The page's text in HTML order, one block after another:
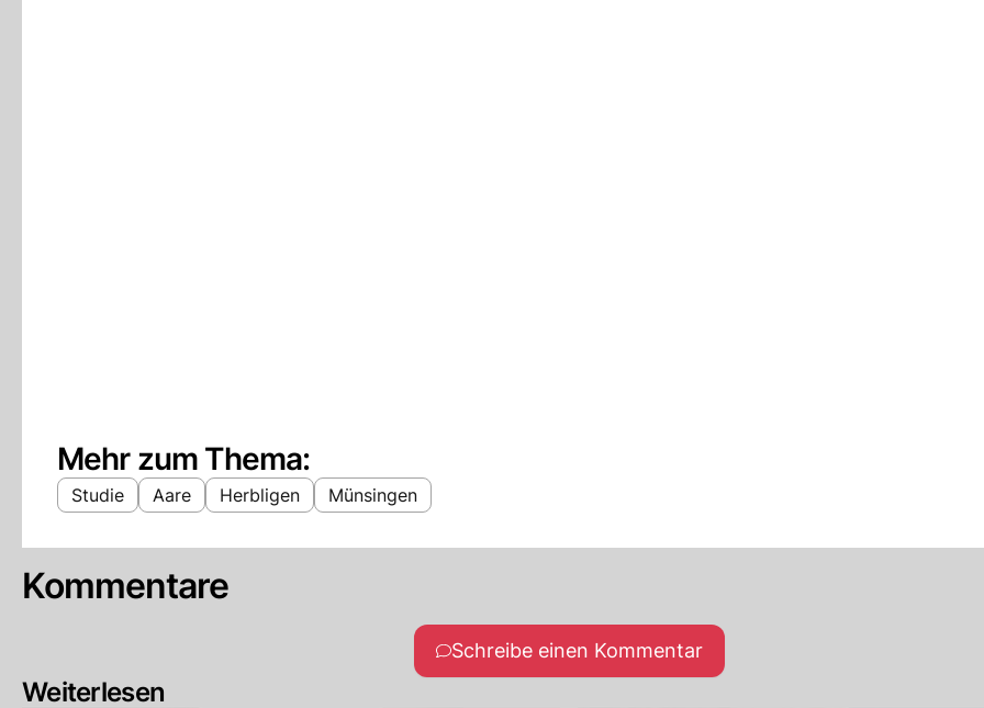
Mehr zum Thema:
Studie Aare Herbligen Münsingen
Kommentare
Schreibe einen Kommentar
Weiterlesen